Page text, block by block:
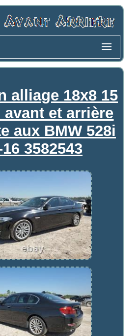
alliage 18x8 15
avant et arrière
aux BMW 528i
16 3582543